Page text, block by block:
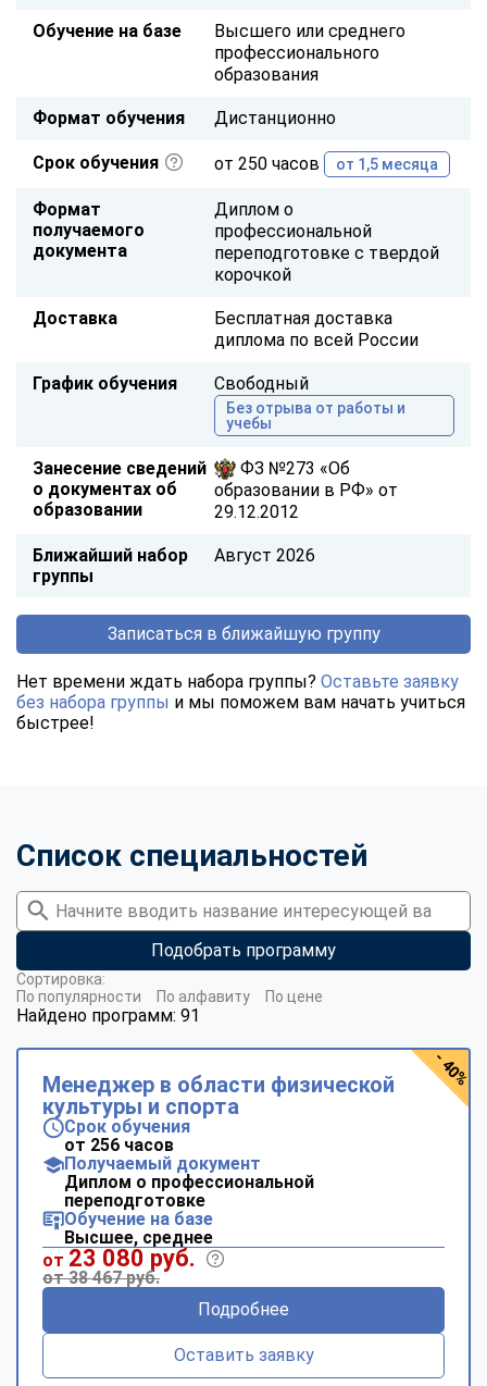
Обучение на базе
Высшего или среднего
профессионального
образования
Формат обучения Дистанционно
Срок обучения от 250 часов от 1,5 месяца
Формат
получаемого
документа
Диплом о
профессиональной
переподготовке с твердой
корочкой
Доставка
Бесплатная доставка
диплома по всей России
График обучения Свободный
Без отрыва от работы и
учебы
Занесение сведений
о документах об
образовании
ФЗ №273 «Об
образовании в РФ» от
29.12.2012
Ближайший набор
группы
Август 2026
Записаться в ближайшую группу
Нет времени ждать набора группы? Оставьте заявку
без набора группы и мы поможем вам начать учиться
быстрее!
Список специальностей
Подобрать программу
Найдено программ: 91
Сортировка:
По популярности
По алфавиту По цене
Менеджер в области физической
культуры и спорта
Срок обучения
от 256 часов
Получаемый документ
Диплом о профессиональной
переподготовке
Обучение на базе
Высшее, среднее
от 23 080 руб.
от 38 467 руб.
Подробнее
Оставить заявку
- 40%